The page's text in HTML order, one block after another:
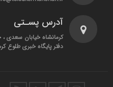
آدرس پسـتی
دفتر پایگاه خبری طلوع